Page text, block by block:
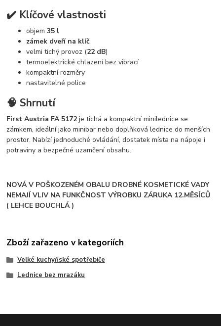
✔️ Klíčové vlastnosti
objem35 l
zámek dveří na klíč
velmi tichý provoz (22 dB)
termoelektrické chlazení bez vibrací
kompaktní rozměry
nastavitelné police
🧠 Shrnutí
First Austria FA 5172 je tichá a kompaktní minilednice se
zámkem, ideální jako minibar nebo doplňková lednice do menších
prostor. Nabízí jednoduché ovládání, dostatek místa na nápoje i
potraviny a bezpečné uzamčení obsahu.
NOVÁ V POŠKOZENÉM OBALU DROBNÉ KOSMETICKÉ VADY
NEMAJÍ VLIV NA FUNKČNOST VÝROBKU ZÁRUKA 12.MĚSÍCŮ
( LEHCE BOUCHLÁ )
Zboží zařazeno v kategoriích
Velké kuchyňské spotřebiče
Lednice bez mrazáku